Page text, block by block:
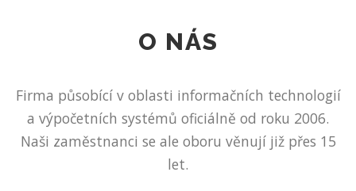
O NÁS
Firma působící v oblasti informačních technologií
a výpočetních systémů oficiálně od roku 2006.
Naši zaměstnanci se ale oboru věnují již přes 15
let.